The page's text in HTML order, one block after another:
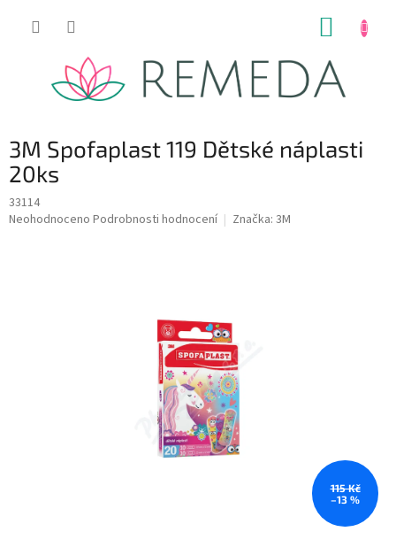
3M Spofaplast 119 Dětské náplasti
20ks
33114
Průměrné
Neohodnoceno Podrobnosti hodnocení Značka: 3M
115 Kč
–13 %